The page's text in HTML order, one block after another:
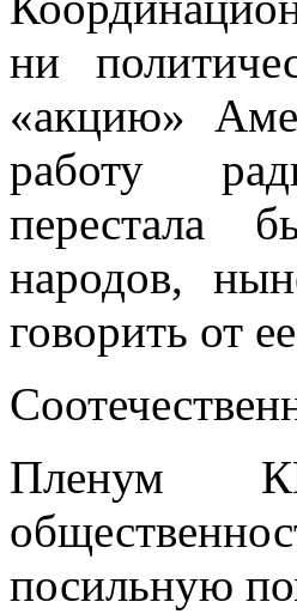
ни
«акцию»
работу
перестала
народов,
говорить от
Пленум
посильную